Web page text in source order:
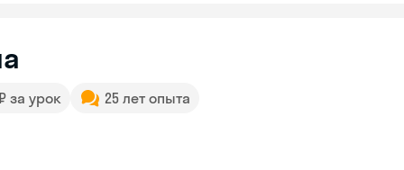
за урок 25 лет опыта